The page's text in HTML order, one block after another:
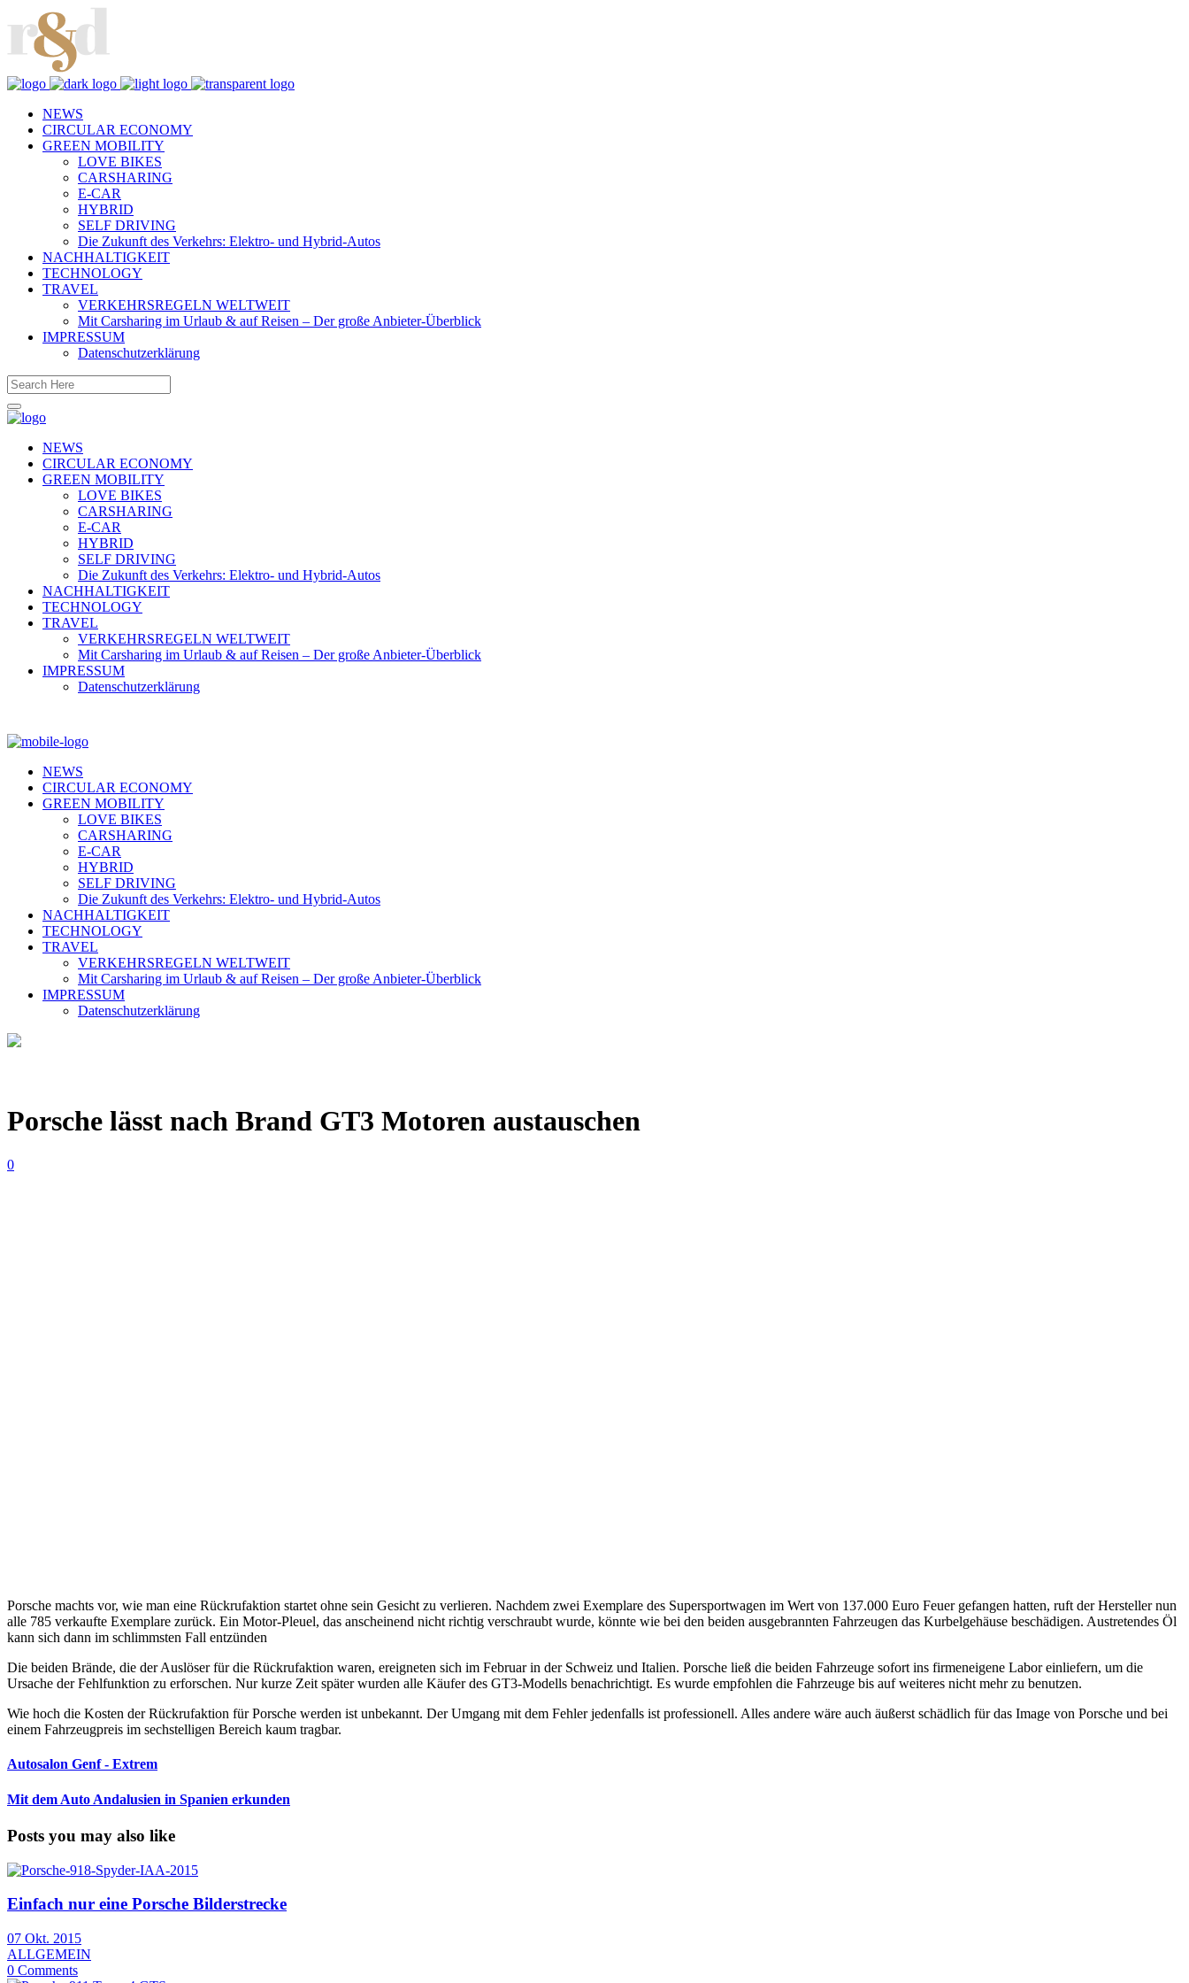
NEWS
CIRCULAR ECONOMY
GREEN MOBILITY
LOVE BIKES
CARSHARING
E-CAR
HYBRID
SELF DRIVING
Die Zukunft des Verkehrs: Elektro- und Hybrid-Autos
NACHHALTIGKEIT
TECHNOLOGY
TRAVEL
VERKEHRSREGELN WELTWEIT
Mit Carsharing im Urlaub & auf Reisen – Der große Anbieter-Überblick
IMPRESSUM
Datenschutzerklärung
NEWS
CIRCULAR ECONOMY
GREEN MOBILITY
LOVE BIKES
CARSHARING
E-CAR
HYBRID
SELF DRIVING
Die Zukunft des Verkehrs: Elektro- und Hybrid-Autos
NACHHALTIGKEIT
TECHNOLOGY
TRAVEL
VERKEHRSREGELN WELTWEIT
Mit Carsharing im Urlaub & auf Reisen – Der große Anbieter-Überblick
IMPRESSUM
Datenschutzerklärung
NEWS
CIRCULAR ECONOMY
GREEN MOBILITY
LOVE BIKES
CARSHARING
E-CAR
HYBRID
SELF DRIVING
Die Zukunft des Verkehrs: Elektro- und Hybrid-Autos
NACHHALTIGKEIT
TECHNOLOGY
TRAVEL
VERKEHRSREGELN WELTWEIT
Mit Carsharing im Urlaub & auf Reisen – Der große Anbieter-Überblick
IMPRESSUM
Datenschutzerklärung
Porsche lässt nach Brand GT3 Motoren austauschen
0
Porsche machts vor, wie man eine Rückrufaktion startet ohne sein Gesicht zu verlieren. Nachdem zwei Exemplare des Supersportwagen im Wert von 137.000 Euro Feuer gefangen hatten, ruft der Hersteller nun
alle 785 verkaufte Exemplare zurück. Ein Motor-Pleuel, das anscheinend nicht richtig verschraubt wurde, könnte wie bei den beiden ausgebrannten Fahrzeugen das Kurbelgehäuse beschädigen. Austretendes Öl
kann sich dann im schlimmsten Fall entzünden
Die beiden Brände, die der Auslöser für die Rückrufaktion waren, ereigneten sich im Februar in der Schweiz und Italien. Porsche ließ die beiden Fahrzeuge sofort ins firmeneigene Labor einliefern, um die
Ursache der Fehlfunktion zu erforschen. Nur kurze Zeit später wurden alle Käufer des GT3-Modells benachrichtigt. Es wurde empfohlen die Fahrzeuge bis auf weiteres nicht mehr zu benutzen.
Wie hoch die Kosten der Rückrufaktion für Porsche werden ist unbekannt. Der Umgang mit dem Fehler jedenfalls ist professionell. Alles andere wäre auch äußerst schädlich für das Image von Porsche und bei
einem Fahrzeugpreis im sechstelligen Bereich kaum tragbar.
Autosalon Genf - Extrem
Mit dem Auto Andalusien in Spanien erkunden
Posts you may also like
Einfach nur eine Porsche Bilderstrecke
07 Okt. 2015
ALLGEMEIN
0 Comments